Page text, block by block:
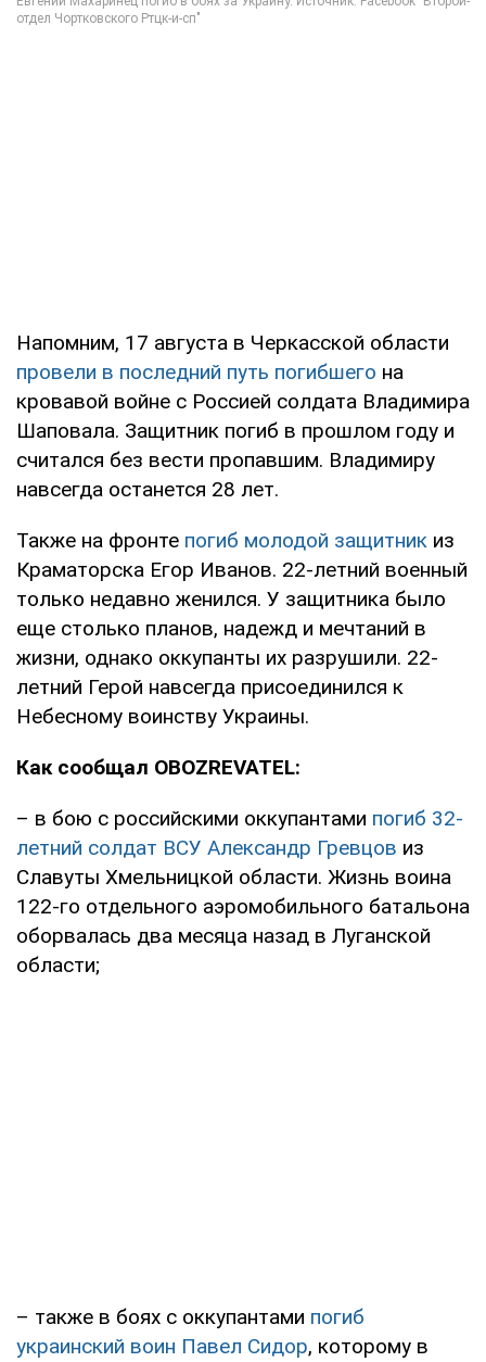
Напомним, 17 августа в Черкасской области
провели в последний путь погибшего на
кровавой войне с Россией солдата Владимира
Шаповала. Защитник погиб в прошлом году и
считался без вести пропавшим. Владимиру
навсегда останется 28 лет.
Также на фронте погиб молодой защитник из
Краматорска Егор Иванов. 22-летний военный
только недавно женился. У защитника было
еще столько планов, надежд и мечтаний в
жизни, однако оккупанты их разрушили. 22-
летний Герой навсегда присоединился к
Небесному воинству Украины.
Как сообщал OBOZREVATEL:
– в бою с российскими оккупантами погиб 32-
летний солдат ВСУ Александр Гревцов из
Славуты Хмельницкой области. Жизнь воина
122-го отдельного аэромобильного батальона
оборвалась два месяца назад в Луганской
области;
– также в боях с оккупантами погиб
украинский воин Павел Сидор, которому в